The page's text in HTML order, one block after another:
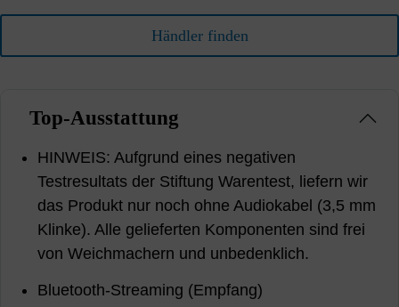
Händler finden
Top-Ausstattung
HINWEIS: Aufgrund eines negativen
Testresultats der Stiftung Warentest, liefern wir
das Produkt nur noch ohne Audiokabel (3,5 mm
Klinke). Alle gelieferten Komponenten sind frei
von Weichmachern und unbedenklich.
Bluetooth-Streaming (Empfang)